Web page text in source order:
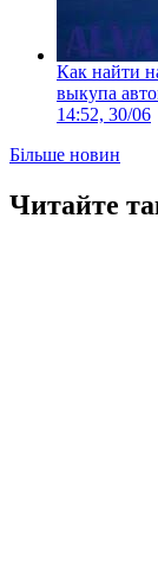
Как найти
выкупа
14:52, 30/06
Більше новин
Читайте